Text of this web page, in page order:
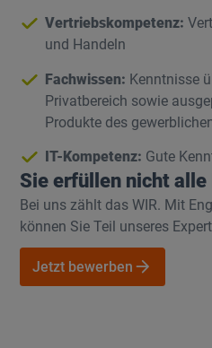
Vertriebskompetenz:
und Handeln
Fachwissen: Kenntnisse
Privatbereich sowie
Produkte des
IT-Kompetenz: Gute
Sie erfüllen nicht
Bei uns zählt das WIR. Mit
können Sie Teil unseres
Jetzt bewerben
Jetzt bewerben